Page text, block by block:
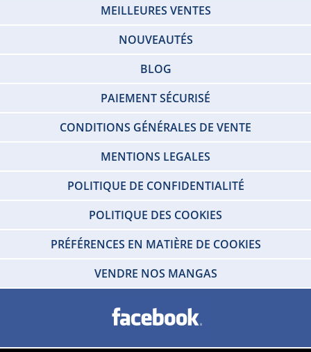
MEILLEURES VENTES
NOUVEAUTÉS
BLOG
PAIEMENT SÉCURISÉ
CONDITIONS GÉNÉRALES DE VENTE
MENTIONS LEGALES
POLITIQUE DE CONFIDENTIALITÉ
POLITIQUE DES COOKIES
PRÉFÉRENCES EN MATIÈRE DE COOKIES
VENDRE NOS MANGAS